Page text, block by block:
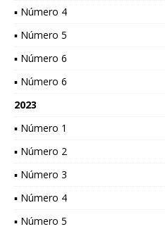
▪ Número 4
▪ Número 5
▪ Número 6
▪ Número 6
2023
▪ Número 1
▪ Número 2
▪ Número 3
▪ Número 4
▪ Número 5